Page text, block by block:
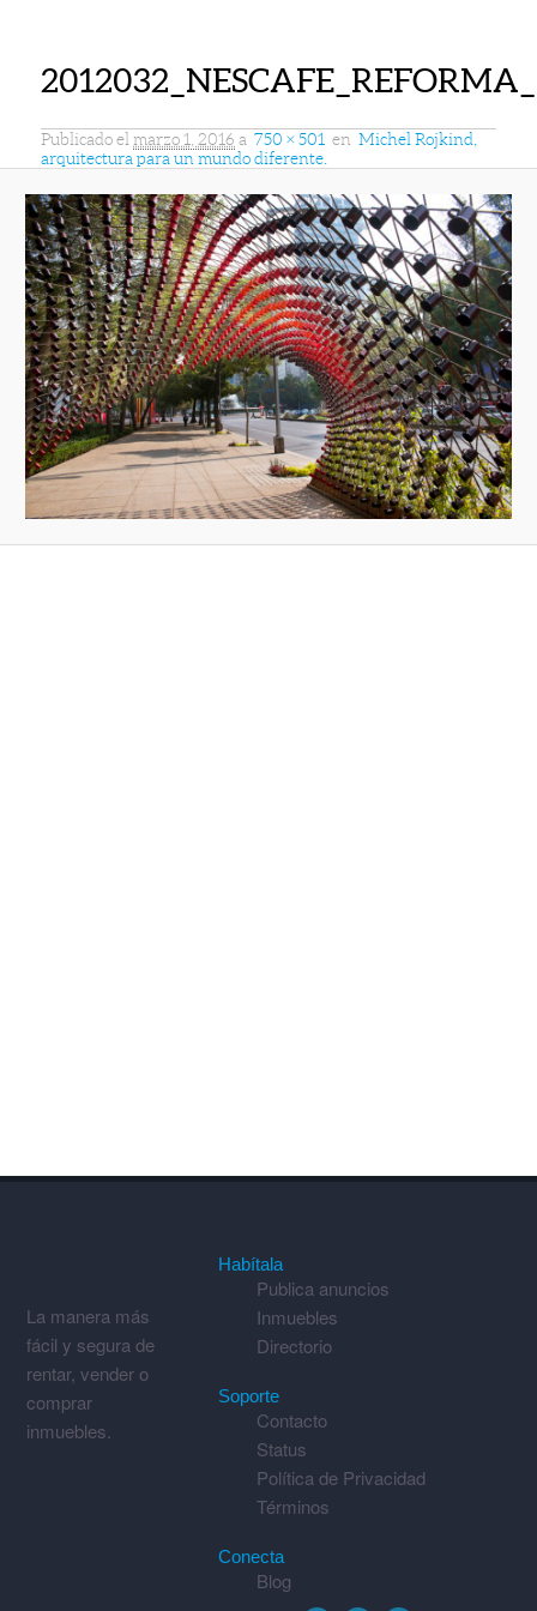
Publicado el marzo 1, 2016 a 750 × 501 en Michel Rojkind,
arquitectura para un mundo diferente.
La manera más
fácil y segura de
rentar, vender o
comprar
inmuebles.
Habítala
Publica anuncios
Inmuebles
Directorio
Soporte
Contacto
Status
Política de Privacidad
Términos
Conecta
Blog